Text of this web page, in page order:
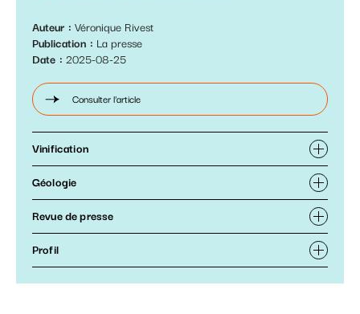
Auteur Véronique Rivest
Publication
La presse
Date 2025-08-25
Consulter l'article
Vinification
Géologie
Revue de presse
Profil